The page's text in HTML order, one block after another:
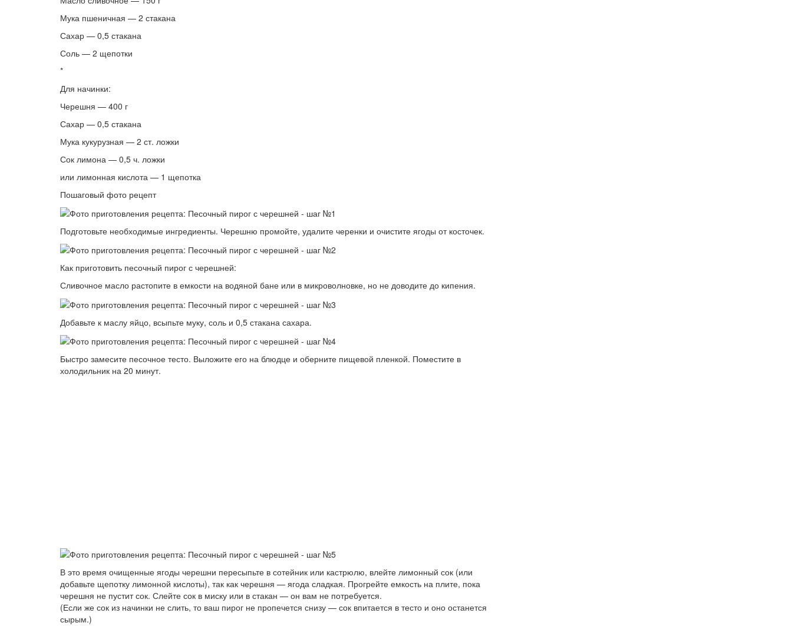
Мука пшеничная — 2 стакана
Сахар — 0,5 стакана
Соль — 2 щепотки
*
Для начинки:
Черешня — 400 г
Сахар — 0,5 стакана
Мука кукурузная — 2 ст. ложки
Сок лимона — 0,5 ч. ложки
или лимонная кислота — 1 щепотка
Пошаговый фото рецепт
Подготовьте необходимые ингредиенты. Черешню промойте, удалите черенки и очистите ягоды от косточек.
Как приготовить песочный пирог с черешней:
Сливочное масло растопите в емкости на водяной бане или в микроволновке, но не доводите до кипения.
Добавьте к маслу яйцо, всыпьте муку, соль и 0,5 стакана сахара.
Быстро замесите песочное тесто. Выложите его на блюдце и оберните пищевой пленкой. Поместите в
холодильник на 20 минут.
В это время очищенные ягоды черешни пересыпьте в сотейник или кастрюлю, влейте лимонный сок (или
добавьте щепотку лимонной кислоты), так как черешня — ягода сладкая. Прогрейте емкость на плите, пока
черешня не пустит сок. Слейте сок в миску или в стакан — он вам не потребуется.
(Если же сок из начинки не слить, то ваш пирог не пропечется снизу — сок впитается в тесто и оно останется
сырым.)